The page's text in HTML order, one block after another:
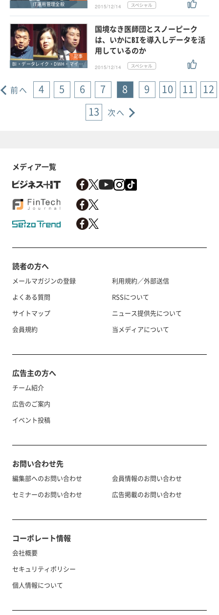
IT運用管理全般
2015/12/14
記事
BI・データレイク・DWH・マイニング
国境なき医師団とスノーピーク
は、いかにBIを導入しデータを活
用しているのか
2015/12/14
前へ 4 5 6 7 8 9 10 11
12
13
次へ
メディア一覧
読者の方へ
メールマガジンの登録
よくある質問
サイトマップ
会員規約
利用規約／外部送信
RSSについて
ニュース提供先について
当メディアについて
広告主の方へ
チーム紹介
広告のご案内
イベント投稿
お問い合わせ先
編集部へのお問い合わせ
セミナーのお問い合わせ
会員情報のお問い合わせ
広告掲載のお問い合わせ
コーポレート情報
会社概要
セキュリティポリシー
個人情報について